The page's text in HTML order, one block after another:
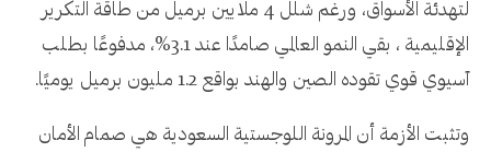
لتهدئة الأسواق، ورغم شلل 4 ملايين برميل من طاقة التكرير
الإقليمية ، بقي النمو العالمي صامدًا عند 3.1%، مدفوعًا بطلب
آسيوي قوي تقوده الصين والهند بواقع 1.2 مليون برميل يوميًا.
وتثبت الأزمة أن المرونة اللوجستية السعودية هي صمام الأمان